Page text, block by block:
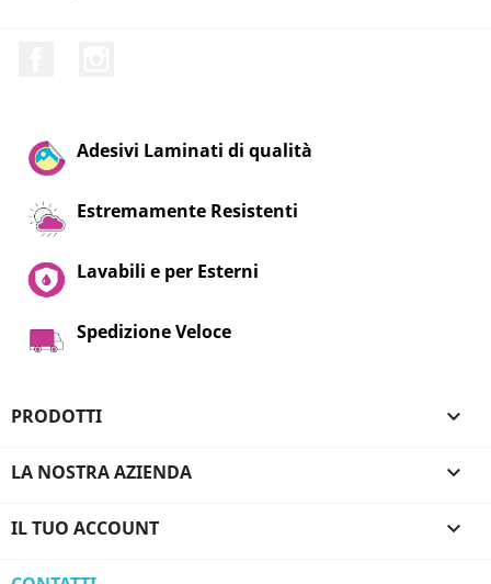
Adesivi Laminati di qualità
Estremamente Resistenti
Lavabili e per Esterni
Spedizione Veloce
PRODOTTI 
LA NOSTRA AZIENDA 
IL TUO ACCOUNT 